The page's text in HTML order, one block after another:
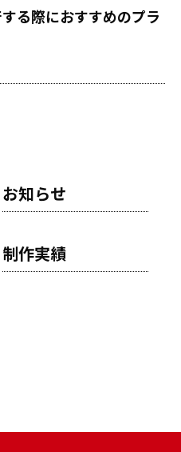
る際におすすめのプラ
お知らせ
制作実績